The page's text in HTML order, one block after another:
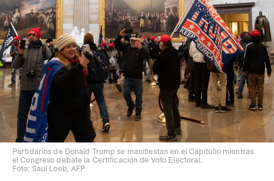
Partidarios de Donald Trump se manifiestan en el Capitolio mientras
el Congreso debate la Certificación de Voto Electoral.
Foto: Saul Loeb, AFP